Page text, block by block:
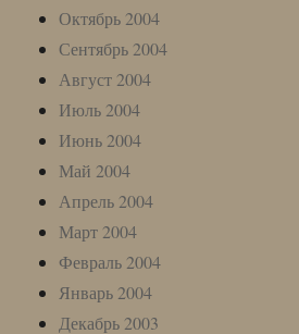
Октябрь 2004
Сентябрь 2004
Август 2004
Июль 2004
Июнь 2004
Май 2004
Апрель 2004
Март 2004
Февраль 2004
Январь 2004
Декабрь 2003